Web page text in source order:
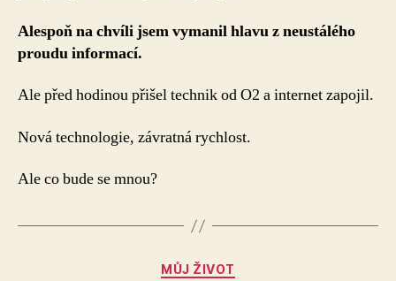
Alespoň na chvíli jsem vymanil hlavu z neustálého
proudu informací.
Ale před hodinou přišel technik od O2 a internet zapojil.
Nová technologie, závratná rychlost.
Ale co bude se mnou?
Rubriky
MŮJ ŽIVOT